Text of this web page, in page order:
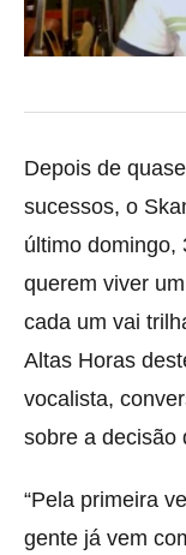
Depois de
sucessos, o
último domingo,
querem viver
cada um vai
Altas Horas
vocalista,
sobre a decisão
“Pela primeira
gente já vem